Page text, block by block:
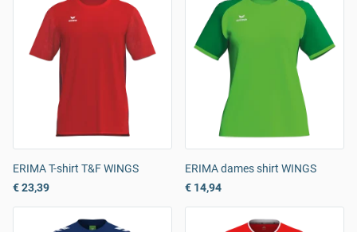
ERIMA T-shirt T&F WINGS
€ 23,39
ERIMA dames shirt WINGS
€ 14,94